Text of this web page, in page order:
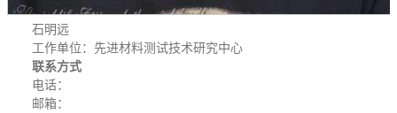
石明远
工作单位：先进材料测试技术研究中心
联系方式
电话：
邮箱：